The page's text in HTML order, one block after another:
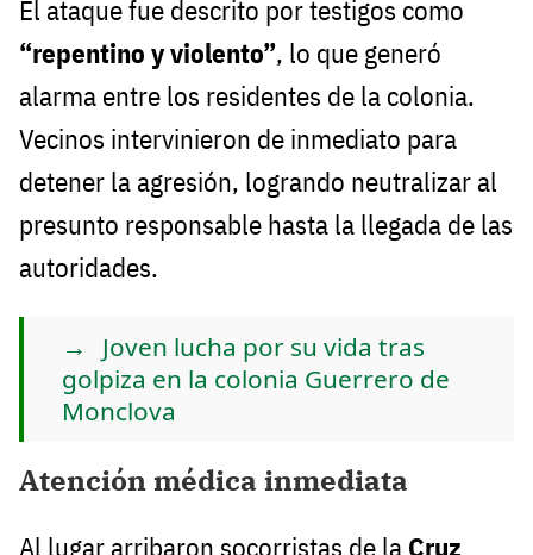
El ataque fue descrito por testigos como
“repentino y violento”, lo que generó
alarma entre los residentes de la colonia.
Vecinos intervinieron de inmediato para
detener la agresión, logrando neutralizar al
presunto responsable hasta la llegada de las
autoridades.
Joven lucha por su vida tras
golpiza en la colonia Guerrero de
Monclova
Atención médica inmediata
Al lugar arribaron socorristas de la Cruz